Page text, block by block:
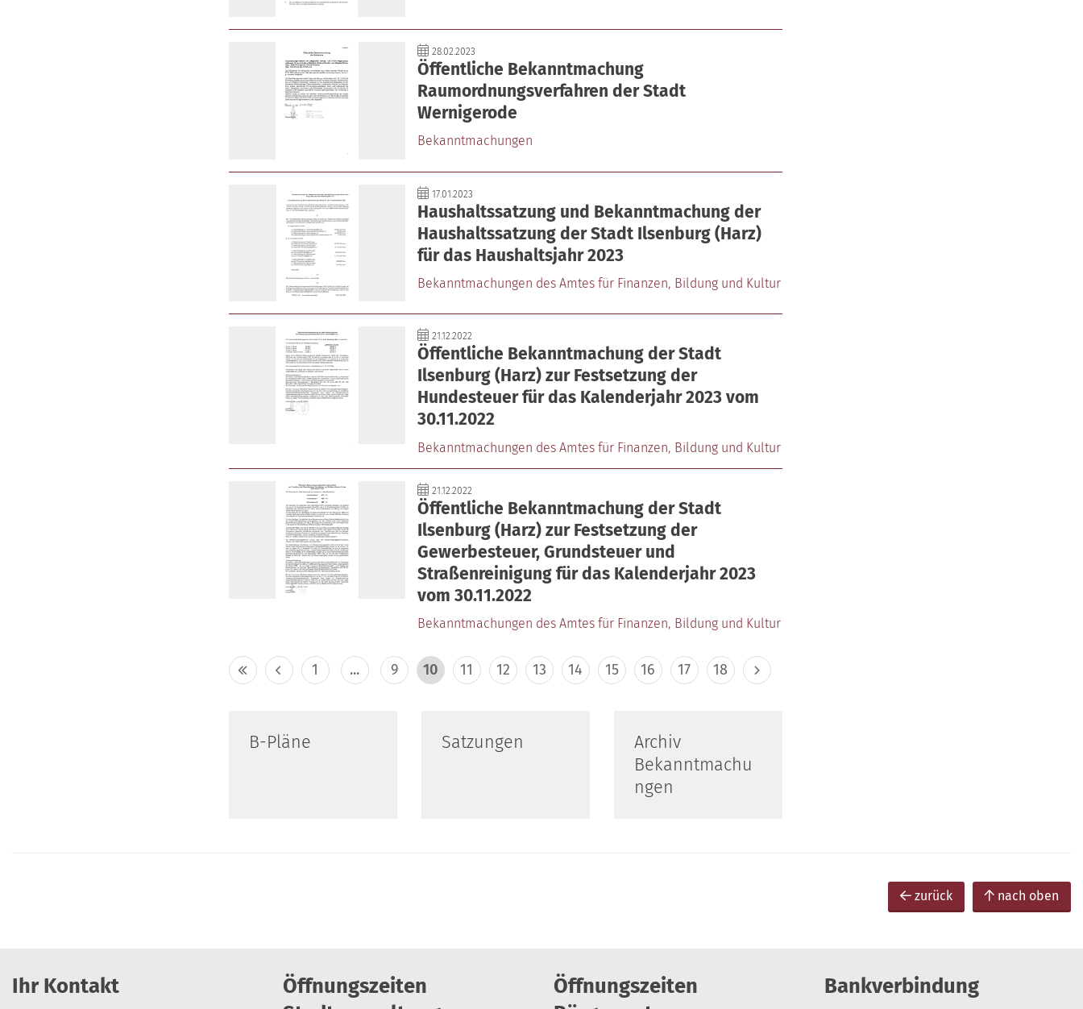
28.02.2023
Öffentliche Bekanntmachung
Raumordnungsverfahren der Stadt
Wernigerode
Bekanntmachungen
17.01.2023
Haushaltssatzung und Bekanntmachung der
Haushaltssatzung der Stadt Ilsenburg (Harz)
für das Haushaltsjahr 2023
Bekanntmachungen des Amtes für Finanzen‚ Bildung und Kultur
21.12.2022
Öffentliche Bekanntmachung der Stadt
Ilsenburg (Harz) zur Festsetzung der
Hundesteuer für das Kalenderjahr 2023 vom
30.11.2022
Bekanntmachungen des Amtes für Finanzen‚ Bildung und Kultur
21.12.2022
Öffentliche Bekanntmachung der Stadt
Ilsenburg (Harz) zur Festsetzung der
Gewerbesteuer, Grundsteuer und
Straßenreinigung für das Kalenderjahr 2023
vom 30.11.2022
Bekanntmachungen des Amtes für Finanzen‚ Bildung und Kultur
1 ... 9 10 11 12 13 14 15 16 17 18
B-Pläne Satzungen
Archiv
Bekanntmachu
ngen
zurück nach oben
Ihr Kontakt
Öffnungszeiten
Öffnungszeiten
Bankverbindung